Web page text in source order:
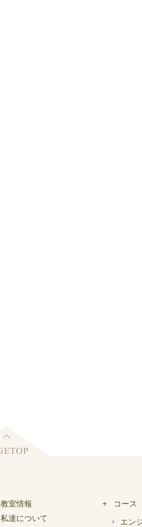
教室情報
私達について
コース
エン